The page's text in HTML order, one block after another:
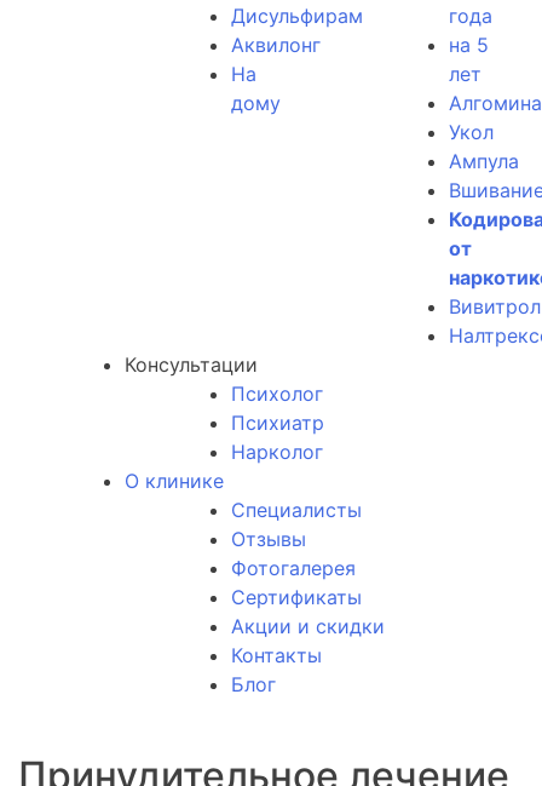
Дисульфирам
Аквилонг
На
дому
года
на 5
лет
Укол
Ампула
от
Вивитрол
Консультации
Психолог
Психиатр
Нарколог
О клинике
Специалисты
Отзывы
Фотогалерея
Сертификаты
Акции и скидки
Контакты
Блог
Принудительное лечение